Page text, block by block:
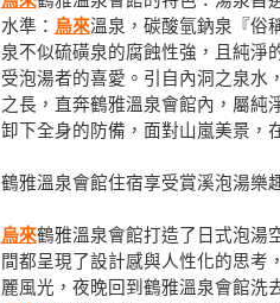
水準： 烏來溫泉，碳酸氫鈉泉『俗
泉不似硫磺泉的腐蝕性強，且純淨
受泡湯者的喜愛。引自內洞之泉水
之長，直奔鶴雅溫泉會館內，屬純
卸下全身的防備，面對山嵐美景，
鶴雅溫泉會館住宿享受賞溪泡湯樂
烏來鶴雅溫泉會館打造了日式泡湯
間都呈現了設計感與人性化的思考
麗風光，夜晚回到鶴雅溫泉會館洗